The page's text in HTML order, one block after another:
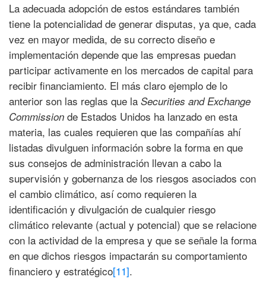
La adecuada adopción de estos estándares también
tiene la potencialidad de generar disputas, ya que, cada
vez en mayor medida, de su correcto diseño e
implementación depende que las empresas puedan
participar activamente en los mercados de capital para
recibir financiamiento. El más claro ejemplo de lo
anterior son las reglas que la Securities and Exchange
Commission de Estados Unidos ha lanzado en esta
materia, las cuales requieren que las compañías ahí
listadas divulguen información sobre la forma en que
sus consejos de administración llevan a cabo la
supervisión y gobernanza de los riesgos asociados con
el cambio climático, así como requieren la
identificación y divulgación de cualquier riesgo
climático relevante (actual y potencial) que se relacione
con la actividad de la empresa y que se señale la forma
en que dichos riesgos impactarán su comportamiento
financiero y estratégico[11].